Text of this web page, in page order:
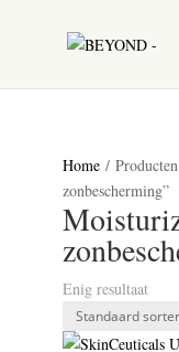
Home/ Producten
zonbescherming”
Enig resultaat